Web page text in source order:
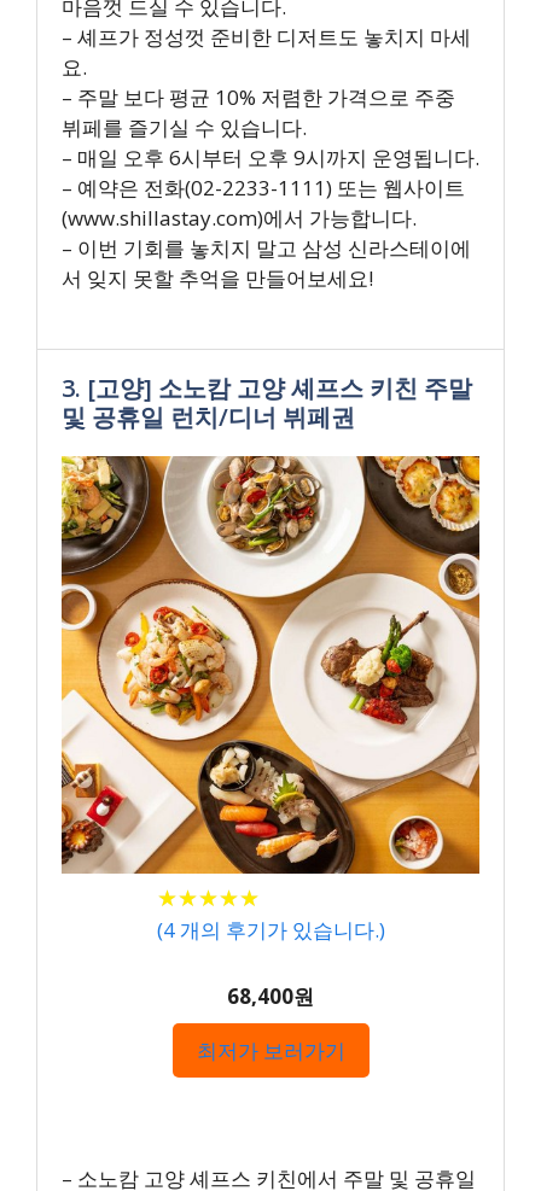
마음껏 드실 수 있습니다.
– 셰프가 정성껏 준비한 디저트도 놓치지 마세
요.
– 주말 보다 평균 10% 저렴한 가격으로 주중
뷔페를 즐기실 수 있습니다.
– 매일 오후 6시부터 오후 9시까지 운영됩니다.
– 예약은 전화(02-2233-1111) 또는 웹사이트
(www.shillastay.com)에서 가능합니다.
– 이번 기회를 놓치지 말고 삼성 신라스테이에
서 잊지 못할 추억을 만들어보세요!
3. [고양] 소노캄 고양 셰프스 키친 주말
및 공휴일 런치/디너 뷔페권
★★★★★
★★★★★
(4개의 후기가 있습니다.)
68,400원
최저가 보러가기
– 소노캄 고양 셰프스 키친에서 주말 및 공휴일